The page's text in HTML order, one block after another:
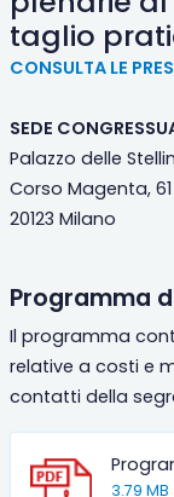
taglio
CONSULTA LE
SEDE
Palazzo delle
Corso Magenta, 61
20123 Milano
Programma
Il programma
relative a costi e
contatti della
3.79 MB